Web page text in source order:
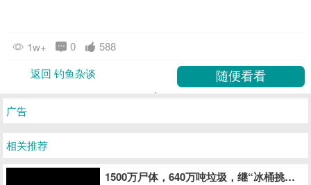
1w+ 0
588
返回 钓鱼杂谈
广告
相关推荐
1500万尸体，640万吨垃圾，继“冰桶挑战”